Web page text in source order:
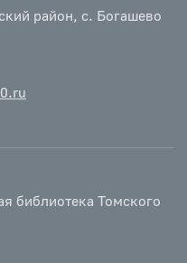
район, с. Богашево
библиотека Томского